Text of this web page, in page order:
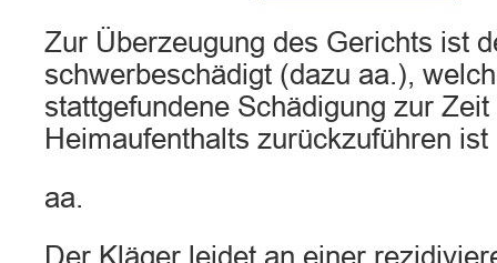
Zur Überzeugung des Gerichts ist
schwerbeschädigt (dazu aa.),
stattgefundene Schädigung zur Zeit
Heimaufenthalts zurückzuführen
aa.
Der Kläger leidet an einer